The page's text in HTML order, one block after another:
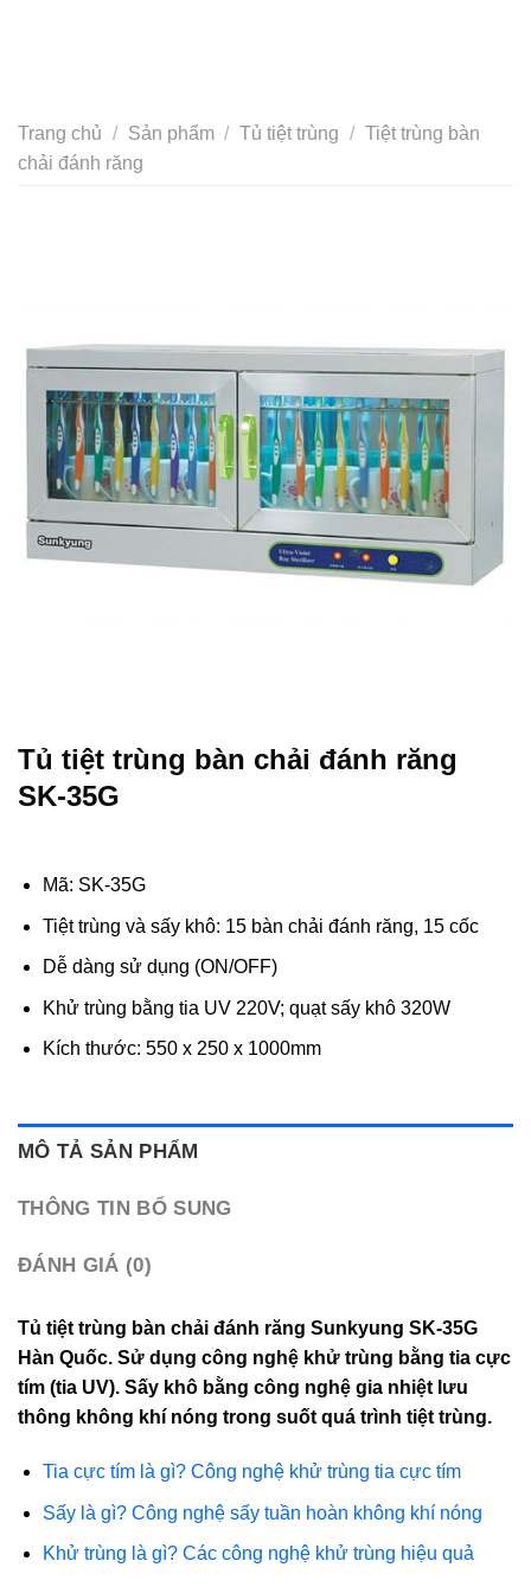
Trang chủ / Sản phẩm / Tủ tiệt trùng / Tiệt trùng bàn
chải đánh răng
Tủ tiệt trùng bàn chải đánh răng
SK-35G
Mã: SK-35G
Tiệt trùng và sấy khô: 15 bàn chải đánh răng, 15 cốc
Dễ dàng sử dụng (ON/OFF)
Khử trùng bằng tia UV 220V; quạt sấy khô 320W
Kích thước: 550 x 250 x 1000mm
MÔ TẢ SẢN PHẨM
THÔNG TIN BỔ SUNG
ĐÁNH GIÁ (0)
Tủ tiệt trùng bàn chải đánh răng Sunkyung SK-35G
Hàn Quốc. Sử dụng công nghệ khử trùng bằng tia cực
tím (tia UV). Sấy khô bằng công nghệ gia nhiệt lưu
thông không khí nóng trong suốt quá trình tiệt trùng.
Tia cực tím là gì? Công nghệ khử trùng tia cực tím
Sấy là gì? Công nghệ sấy tuần hoàn không khí nóng
Khử trùng là gì? Các công nghệ khử trùng hiệu quả